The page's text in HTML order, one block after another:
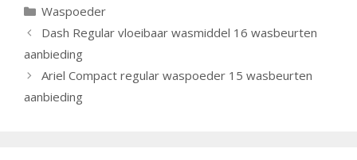
Categorieën
Waspoeder
Berichtnavigatie
Dash Regular vloeibaar wasmiddel 16 wasbeurten
aanbieding
Ariel Compact regular waspoeder 15 wasbeurten
aanbieding